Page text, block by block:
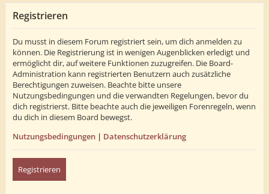
Registrieren
Du musst in diesem Forum registriert sein, um dich anmelden zu
können. Die Registrierung ist in wenigen Augenblicken erledigt und
ermöglicht dir, auf weitere Funktionen zuzugreifen. Die Board-
Administration kann registrierten Benutzern auch zusätzliche
Berechtigungen zuweisen. Beachte bitte unsere
Nutzungsbedingungen und die verwandten Regelungen, bevor du
dich registrierst. Bitte beachte auch die jeweiligen Forenregeln, wenn
du dich in diesem Board bewegst.
Nutzungsbedingungen | Datenschutzerklärung
Registrieren